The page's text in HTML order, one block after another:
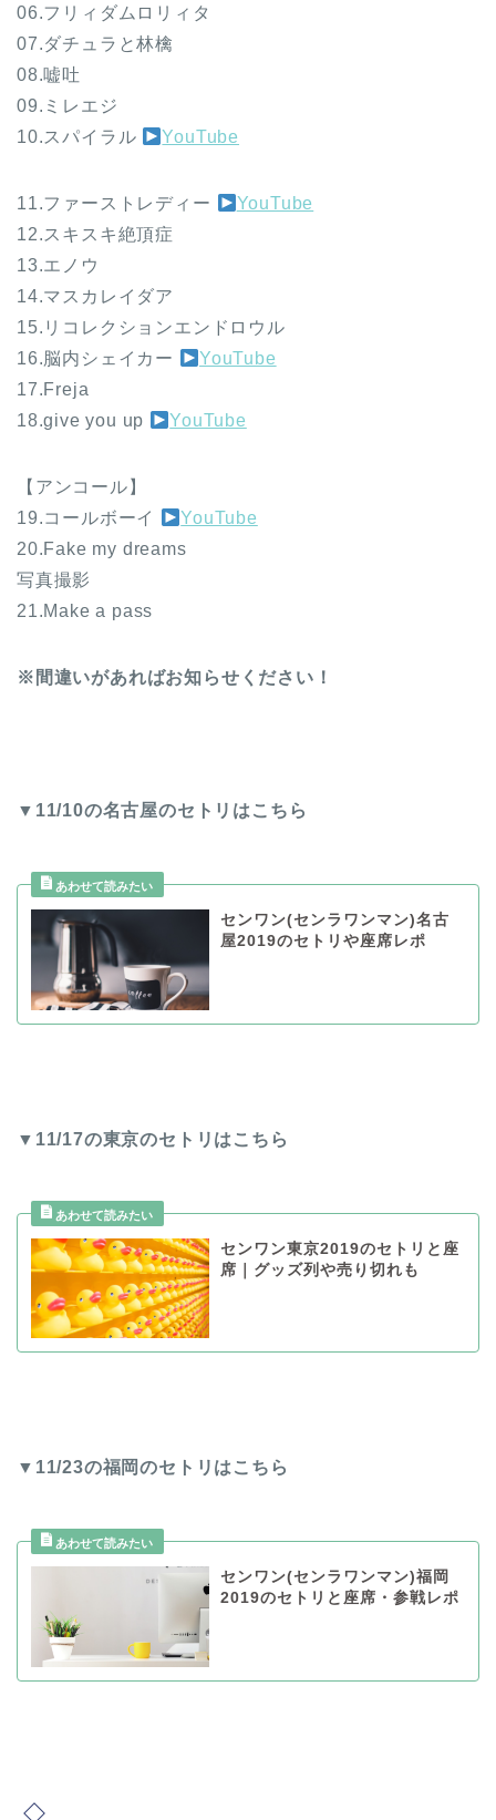
06.フリィダムロリィタ
07.ダチュラと林檎
08.嘘吐
09.ミレエジ
10.スパイラル
YouTube
11.ファーストレディー
YouTube
12.スキスキ絶頂症
13.エノウ
14.マスカレイダア
15.リコレクションエンドロウル
16.脳内シェイカー
YouTube
17.Freja
18.give you up
YouTube
【アンコール】
19.コールボーイ
YouTube
20.Fake my dreams
写真撮影
21.Make a pass
※間違いがあればお知らせください！
▼11/10の名古屋のセトリはこちら
センワン(センラワンマン)名古
屋2019のセトリや座席レポ
▼11/17の東京のセトリはこちら
センワン東京2019のセトリと座
席｜グッズ列や売り切れも
▼11/23の福岡のセトリはこちら
センワン(センラワンマン)福岡
2019のセトリと座席・参戦レポ